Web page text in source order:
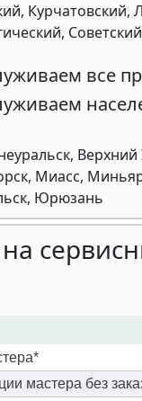
Курчатовский,
все
Миасс,
Юрюзань
мастера без